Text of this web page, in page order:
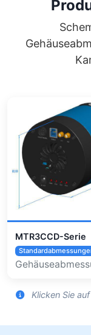
MTR3CCD-Serie
Klicken Sie